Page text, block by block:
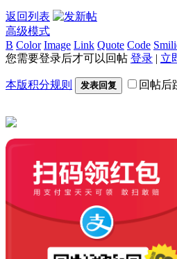
返回列表
高级模式
B Color Image Link Quote Code
您需要登录后才可以回帖 登录 | 立
本版积分规则 发表回复 回帖后